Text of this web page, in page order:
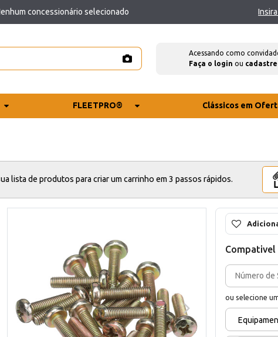
concessionário selecionado
Acessando como
Faça o login ou
FLEETPRO® Clássicos em
lista de produtos para criar um carrinho em 3 passos rápidos.
Compativel
ou selecione